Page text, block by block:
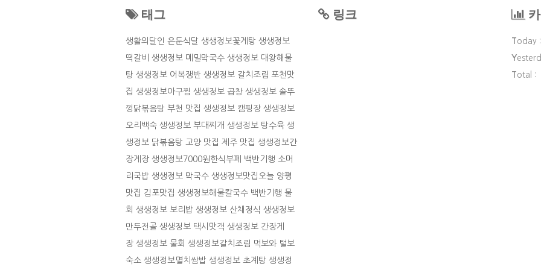
태그
생활의달인 은둔식달 생생정보꽃게탕 생생정보
떡갈비
생생정보 메밀막국수 생생정보 대왕해물
탕 생생정보 어복쟁반 생생정보 갈치조림 포천맛
집 생생정보아구찜 생생정보 곱창 생생정보 솥뚜
껑닭볶음탕 부천 맛집 생생정보 캠핑장 생생정보
오리백숙 생생정보 부대찌개 생생정보 탕수육 생
생정보 닭볶음탕 고양 맛집 제주 맛집 생생정보간
장게장 생생정보7000원한식부페
백반기행 소머
리국밥 생생정보 막국수 생생정보맛집오늘 양평
맛집 김포맛집 생생정보해물칼국수 백반기행 물
회 생생정보 보리밥 생생정보 산채정식 생생정보
만두전골 생생정보 택시맛객 생생정보 간장게
장 생생정보 물회 생생정보갈치조림 먹보와 털보
숙소 생생정보멸치쌈밥 생생정보 초계탕 생생정
링크
Today :
Y
Total :